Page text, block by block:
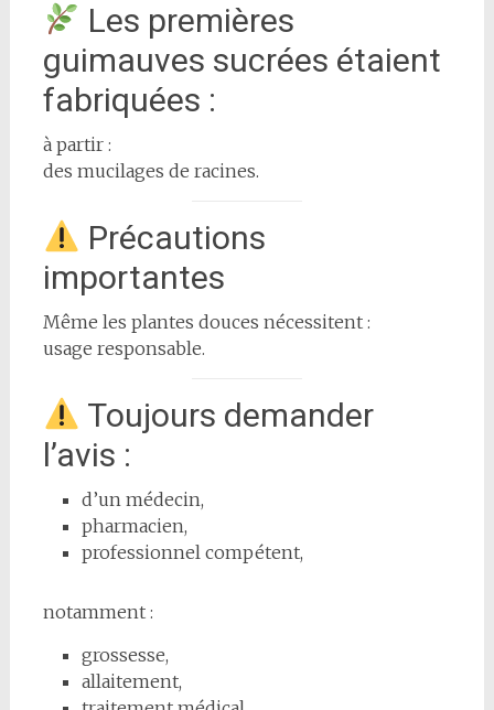
Les premières
guimauves sucrées étaient
fabriquées :
à partir :
des mucilages de racines.
Précautions
importantes
Même les plantes douces nécessitent :
usage responsable.
Toujours demander
l’avis :
d’un médecin,
pharmacien,
professionnel compétent,
notamment :
grossesse,
allaitement,